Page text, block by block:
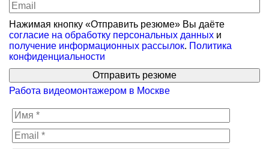
Нажимая кнопку «Отправить резюме» Вы даёте
согласие на обработку персональных данных и
получение информационных рассылок. Политика
конфиденциальности
Отправить резюме
Работа видеомонтажером в Москве